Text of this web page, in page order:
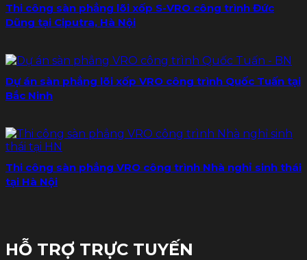
Thi công sàn phẳng lõi xốp S-VRO công trình Đức
Dũng tại Ciputra, Hà Nội
Dự án sàn phẳng lõi xốp VRO công trình Quốc Tuấn tại
Bắc Ninh
Thi công sàn phẳng VRO công trình Nhà nghỉ sinh thái
tại Hà Nội
HỖ TRỢ TRỰC TUYẾN